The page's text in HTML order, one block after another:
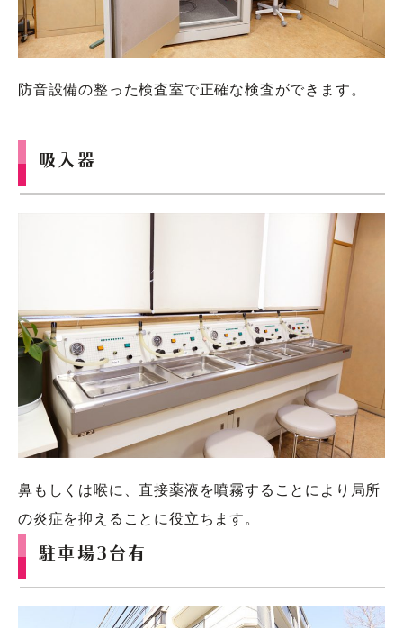
防音設備の整った検査室で正確な検査ができます。
吸入器
鼻もしくは喉に、直接薬液を噴霧することにより局所
の炎症を抑えることに役立ちます。
駐車場3台有